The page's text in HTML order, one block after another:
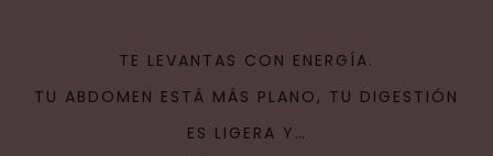
TE LEVANTAS CON ENERGÍA.
TU ABDOMEN ESTÁ MÁS PLANO, TU DIGESTIÓN
ES LIGERA Y…